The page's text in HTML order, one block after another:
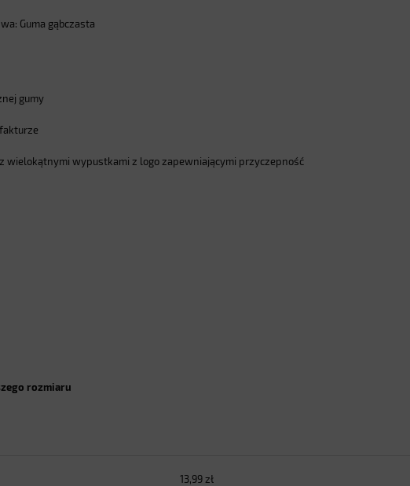
Guma gąbczasta
gumy
wielokątnymi wypustkami z logo zapewniającymi przyczepność
rozmiaru
13,99 zł